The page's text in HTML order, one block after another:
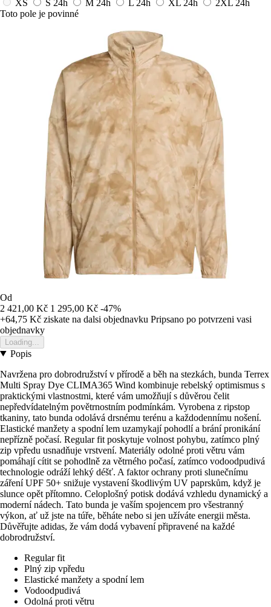
XS S 24h M 24h L 24h XL 24h 2XL 24h
Toto pole je povinné
Od
2 421,00 Kč 1 295,00 Kč -47%
+64,75 Kč ziskate na dalsi objednavku Pripsano po potvrzeni vasi
objednavky
Loading...
Popis
Navržena pro dobrodružství v přírodě a běh na stezkách, bunda Terrex
Multi Spray Dye CLIMA365 Wind kombinuje rebelský optimismus s
praktickými vlastnostmi, které vám umožňují s důvěrou čelit
nepředvídatelným povětrnostním podmínkám. Vyrobena z ripstop
tkaniny, tato bunda odolává drsnému terénu a každodennímu nošení.
Elastické manžety a spodní lem uzamykají pohodlí a brání pronikání
nepřízně počasí. Regular fit poskytuje volnost pohybu, zatímco plný
zip vpředu usnadňuje vrstvení. Materiály odolné proti větru vám
pomáhají cítit se pohodlně za větrného počasí, zatímco vodoodpudivá
technologie odráží lehký déšť. A faktor ochrany proti slunečnímu
záření UPF 50+ snižuje vystavení škodlivým UV paprskům, když je
slunce opět přítomno. Celoplošný potisk dodává vzhledu dynamický a
moderní nádech. Tato bunda je vaším spojencem pro všestranný
výkon, ať už jste na túře, běháte nebo si jen užíváte energii města.
Důvěřujte adidas, že vám dodá vybavení připravené na každé
dobrodružství.
Regular fit
Plný zip vpředu
Elastické manžety a spodní lem
Vodoodpudivá
Odolná proti větru